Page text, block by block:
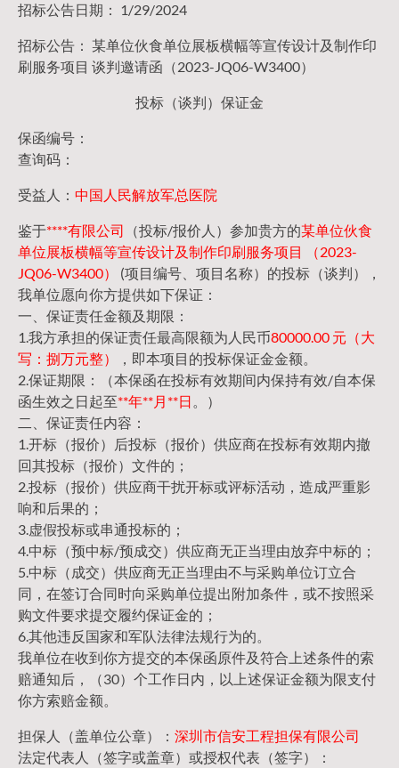
招标公告日期： 1/29/2024
招标公告： 某单位伙食单位展板横幅等宣传设计及制作印
刷服务项目 谈判邀请函（2023-JQ06-W3400）
投标（谈判）保证金
保函编号：
查询码：
受益人： 中国人民解放军总医院
鉴于****有限公司 （投标/报价人）参加贵方的某单位伙食
单位展板横幅等宣传设计及制作印刷服务项目 （2023-
JQ06-W3400）
(项目编号、项目名称）的投标（谈判），
我单位愿向你方提供如下保证：
一、保证责任金额及期限：
1.我方承担的保证责任最高限额为人民币80000.00 元（大
写：捌万元整）
，即本项目的投标保证金金额。
2.保证期限：（本保函在投标有效期间内保持有效/自本保
函生效之日起至**年**月**日 。）
二、保证责任内容：
1.开标（报价）后投标（报价）供应商在投标有效期内撤
回其投标（报价）文件的；
2.投标（报价）供应商干扰开标或评标活动，造成严重影
响和后果的；
3.虚假投标或串通投标的；
4.中标（预中标/预成交）供应商无正当理由放弃中标的；
5.中标（成交）供应商无正当理由不与采购单位订立合
同，在签订合同时向采购单位提出附加条件，或不按照采
购文件要求提交履约保证金的；
6.其他违反国家和军队法律法规行为的。
我单位在收到你方提交的本保函原件及符合上述条件的索
赔通知后，（30）个工作日内，以上述保证金额为限支付
你方索赔金额。
担保人（盖单位公章）： 深圳市信安工程担保有限公司
法定代表人（签字或盖章）或授权代表（签字）：